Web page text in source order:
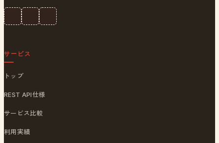
サービス
トップ
REST API仕様
サービス比較
利用実績